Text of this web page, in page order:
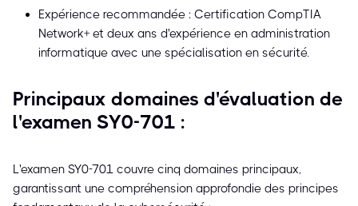
Expérience recommandée : Certification CompTIA
Network+ et deux ans d'expérience en administration
informatique avec une spécialisation en sécurité.
Principaux domaines d'évaluation de
l'examen SY0-701 :
L'examen SY0-701 couvre cinq domaines principaux,
garantissant une compréhension approfondie des principes